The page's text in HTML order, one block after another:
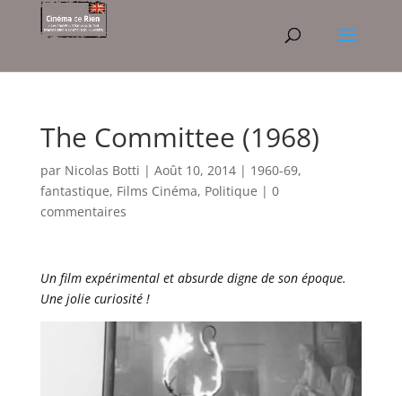
The Committee (1968)
par Nicolas Botti | Août 10, 2014| 1960-69,
fantastique, Films Cinéma, Politique | 0
commentaires
Un film expérimental et absurde digne de son époque.
Une jolie curiosité !